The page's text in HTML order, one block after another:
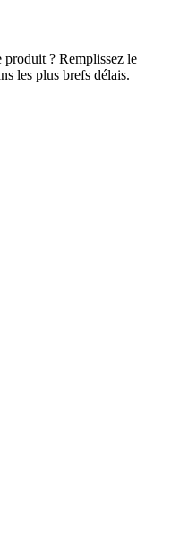
produit ? Remplissez le
les plus brefs délais.